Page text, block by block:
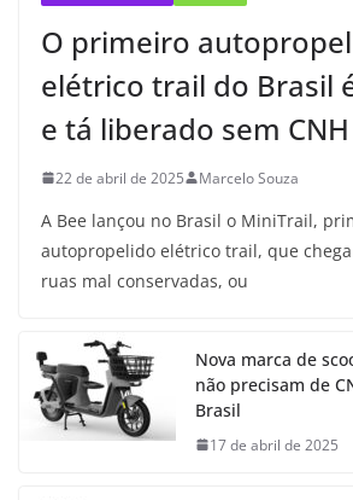
O primeiro
elétrico trail do Brasil
e tá liberado sem CNH
22 de abril de 2025 Marcelo Souza
A Bee lançou no Brasil o MiniTrail,
autopropelido elétrico trail, que
ruas mal conservadas, ou
Nova marca de
não precisam de
Brasil
17 de abril de 2025